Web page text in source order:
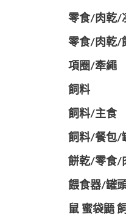
零食/肉乾/
零食/肉乾/
項圈/牽繩
飼料
飼料/主食
飼料/餐包/
餅乾/零食/
餵食器/罐
鼠 蜜袋鼯